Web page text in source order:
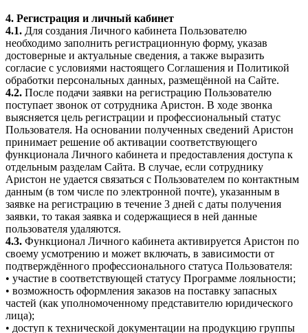
4. Регистрация и личный кабинет
4.1. Для создания Личного кабинета Пользователю
необходимо заполнить регистрационную форму, указав
достоверные и актуальные сведения, а также выразить
согласие с условиями настоящего Соглашения и Политикой
обработки персональных данных, размещённой на Сайте.
4.2. После подачи заявки на регистрацию Пользователю
поступает звонок от сотрудника Аристон. В ходе звонка
выясняется цель регистрации и профессиональный статус
Пользователя. На основании полученных сведений Аристон
принимает решение об активации соответствующего
функционала Личного кабинета и предоставления доступа к
отдельным разделам Сайта. В случае, если сотруднику
Аристон не удается связаться с Пользователем по контактным
данным (в том числе по электронной почте), указанным в
заявке на регистрацию в течение 3 дней с даты получения
заявки, то такая заявка и содержащиеся в ней данные
пользователя удаляются.
4.3. Функционал Личного кабинета активируется Аристон по
своему усмотрению и может включать, в зависимости от
подтверждённого профессионального статуса Пользователя:
• участие в соответствующей статусу Программе лояльности;
• возможность оформления заказов на поставку запасных
частей (как уполномоченному представителю юридического
лица);
• доступ к технической документации на продукцию группы